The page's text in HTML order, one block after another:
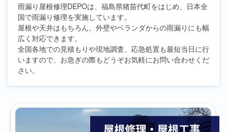
雨漏り屋根修理DEPOは、福島県猪苗代町をはじめ、日本全
国で雨漏り修理を実施しています。
屋根や天井はもちろん、外壁やベランダからの雨漏りにも幅
広く対応できます。
全国各地での見積もりや現地調査、応急処置も最短当日に行
いますので、お急ぎの際もどうぞお気軽にお問い合わせくだ
さい。